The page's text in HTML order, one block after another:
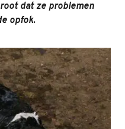
dat ze problemen
opfok.